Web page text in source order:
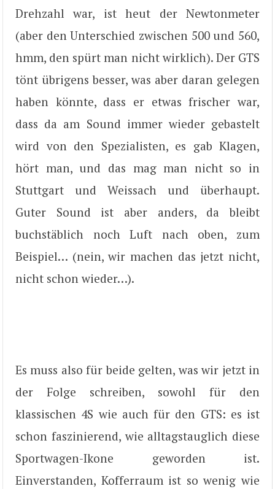
Drehzahl war, ist heut der Newtonmeter
(aber den Unterschied zwischen 500 und 560,
hmm, den spürt man nicht wirklich). Der GTS
tönt übrigens besser, was aber daran gelegen
haben könnte, dass er etwas frischer war,
dass da am Sound immer wieder gebastelt
wird von den Spezialisten, es gab Klagen,
hört man, und das mag man nicht so in
Stuttgart und Weissach und überhaupt.
Guter Sound ist aber anders, da bleibt
buchstäblich noch Luft nach oben, zum
Beispiel… (nein, wir machen das jetzt nicht,
nicht schon wieder…).
Es muss also für beide gelten, was wir jetzt in
der Folge schreiben, sowohl für den
klassischen 4S wie auch für den GTS: es ist
schon faszinierend, wie alltagstauglich diese
Sportwagen-Ikone geworden ist.
Einverstanden, Kofferraum ist so wenig wie